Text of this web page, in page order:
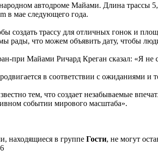
автодроме Майами. Длина трассы
в мае следующего года.
создать трассу для отличных гонок и
рады, что можем объявить дату, чтобы
при Майами Ричард Креган сказал: «Я
в соответствии с ожиданиями
тем, что создает незабываемые
событии мирового масштаба».
находящиеся в группе Гости, не могут